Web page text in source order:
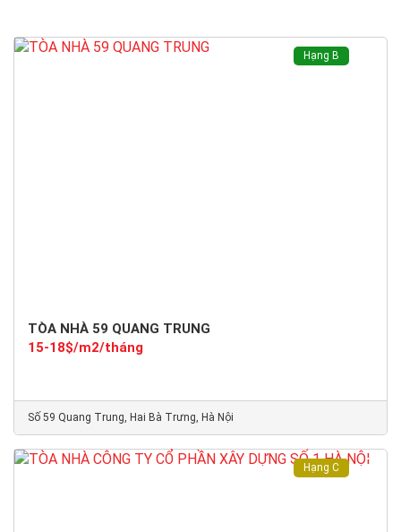
Hạng B
TÒA NHÀ 59 QUANG TRUNG
15-18$/m2/tháng
Số 59 Quang Trung, Hai Bà Trưng, Hà Nội
Hạng C